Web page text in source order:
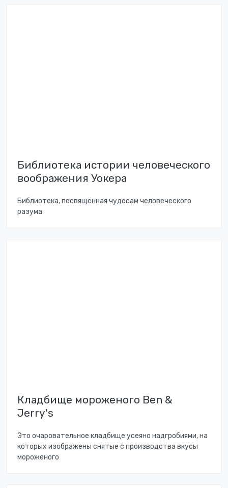
Библиотека истории человеческого
воображения Уокера
Библиотека, посвящённая чудесам человеческого
разума
Кладбище мороженого Ben &
Jerry's
Это очаровательное кладбище усеяно надгробиями, на
которых изображены снятые с производства вкусы
мороженого